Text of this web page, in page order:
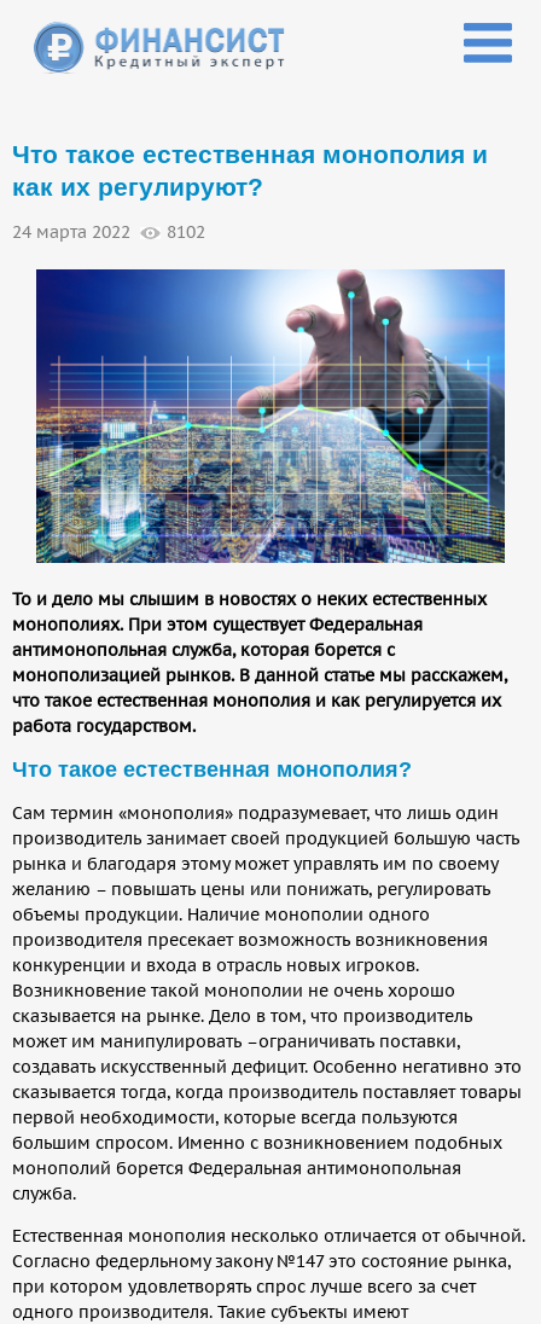
Что такое естественная монополия и
как их регулируют?
24 марта 2022 8102
То и дело мы слышим в новостях о неких естественных
монополиях. При этом существует Федеральная
антимонопольная служба, которая борется с
монополизацией рынков. В данной статье мы расскажем,
что такое естественная монополия и как регулируется их
работа государством.
Что такое естественная монополия?
Сам термин «монополия» подразумевает, что лишь один
производитель занимает своей продукцией большую часть
рынка и благодаря этому может управлять им по своему
желанию – повышать цены или понижать, регулировать
объемы продукции. Наличие монополии одного
производителя пресекает возможность возникновения
конкуренции и входа в отрасль новых игроков.
Возникновение такой монополии не очень хорошо
сказывается на рынке. Дело в том, что производитель
может им манипулировать –ограничивать поставки,
создавать искусственный дефицит. Особенно негативно это
сказывается тогда, когда производитель поставляет товары
первой необходимости, которые всегда пользуются
большим спросом. Именно с возникновением подобных
монополий борется Федеральная антимонопольная
служба.
Естественная монополия несколько отличается от обычной.
Согласно федерльному закону №147 это состояние рынка,
при котором удовлетворять спрос лучше всего за счет
одного производителя. Такие субъекты имеют